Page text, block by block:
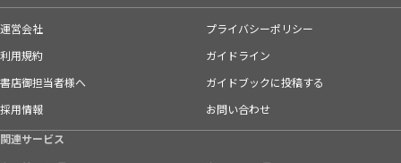
運営会社
プライバシーポリシー
利用規約
ガイドライン
書店御担当者様へ
ガイドブックに投稿する
採用情報
お問い合わせ
関連サービス